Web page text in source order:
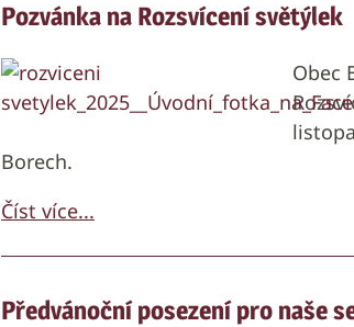
Pozvánka na Rozsvícení světýlek
Obec
Borech.
Číst více...
Předvánoční posezení pro naše